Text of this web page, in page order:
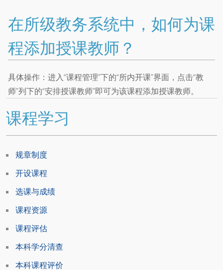
在所级教务系统中，如何为课
程添加授课教师？
具体操作：进入“课程管理”下的“所内开课”界面，点击“教
师”列下的“安排授课教师”即可为该课程添加授课教师。
课程学习
规章制度
开设课程
选课与成绩
课程资源
课程评估
本科学分清查
本科课程评价